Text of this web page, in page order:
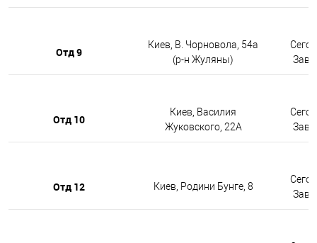
Отд 9
Киев, В. Чорновола, 54а
(р-н Жуляны)
Отд 10
Киев, Василия
Жуковского, 22А
Отд 12 Киев, Родини Бунге, 8